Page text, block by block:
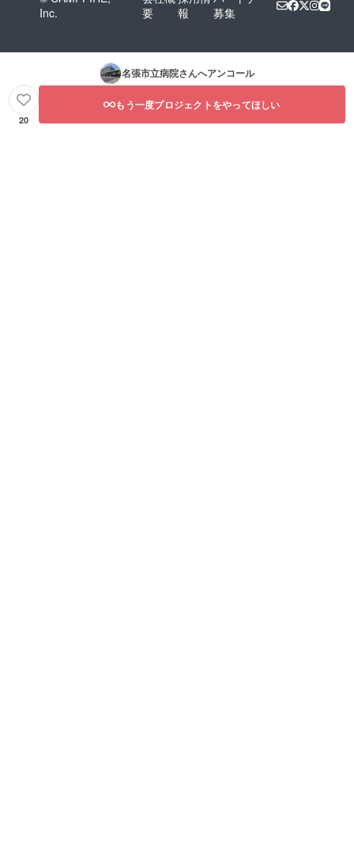
Inc.
要
報
募集
名張市立病院さんへアンコール
20
もう一度プロジェクトをやってほしい